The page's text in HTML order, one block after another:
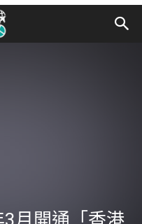
月開通「香港